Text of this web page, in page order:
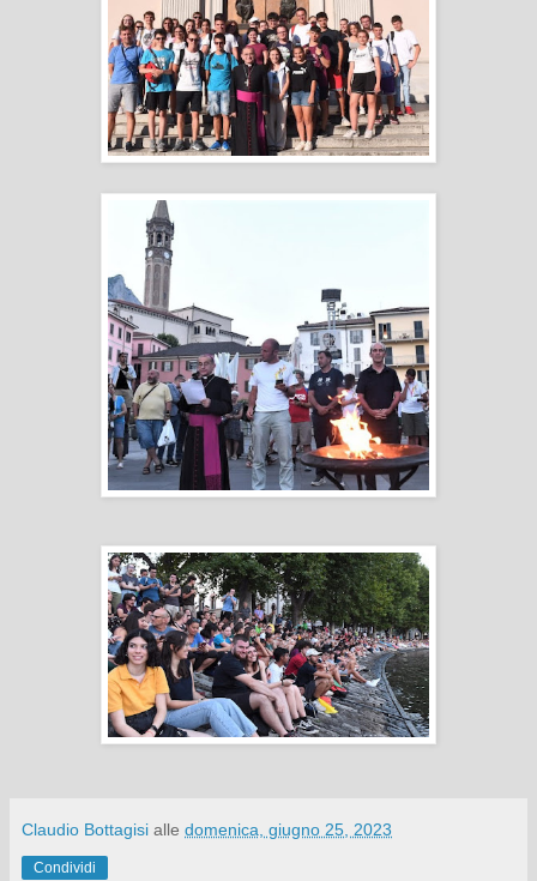
Claudio Bottagisi alle domenica, giugno 25, 2023
Condividi